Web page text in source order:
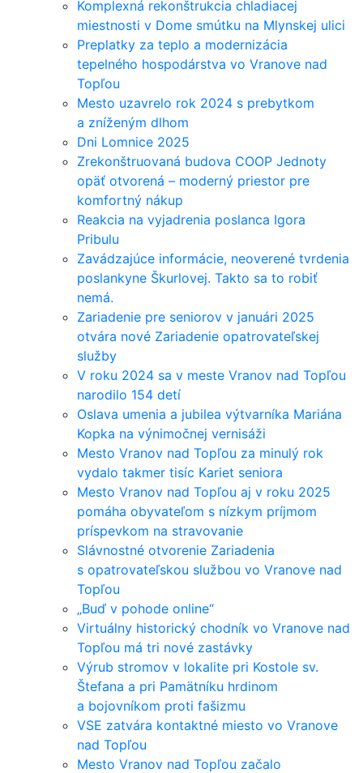
Komplexná rekonštrukcia chladiacej
miestnosti v Dome smútku na Mlynskej ulici
Preplatky za teplo a modernizácia
tepelného hospodárstva vo Vranove nad
Topľou
Mesto uzavrelo rok 2024 s prebytkom
a zníženým dlhom
Dni Lomnice 2025
Zrekonštruovaná budova COOP Jednoty
opäť otvorená – moderný priestor pre
komfortný nákup
Reakcia na vyjadrenia poslanca Igora
Pribulu
Zavádzajúce informácie, neoverené tvrdenia
poslankyne Škurlovej. Takto sa to robiť
nemá.
Zariadenie pre seniorov v januári 2025
otvára nové Zariadenie opatrovateľskej
služby
V roku 2024 sa v meste Vranov nad Topľou
narodilo 154 detí
Oslava umenia a jubilea výtvarníka Mariána
Kopka na výnimočnej vernisáži
Mesto Vranov nad Topľou za minulý rok
vydalo takmer tisíc Kariet seniora
Mesto Vranov nad Topľou aj v roku 2025
pomáha obyvateľom s nízkym príjmom
príspevkom na stravovanie
Slávnostné otvorenie Zariadenia
s opatrovateľskou službou vo Vranove nad
Topľou
„Buď v pohode online“
Virtuálny historický chodník vo Vranove nad
Topľou má tri nové zastávky
Výrub stromov v lokalite pri Kostole sv.
Štefana a pri Pamätníku hrdinom
a bojovníkom proti fašizmu
VSE zatvára kontaktné miesto vo Vranove
nad Topľou
Mesto Vranov nad Topľou začalo